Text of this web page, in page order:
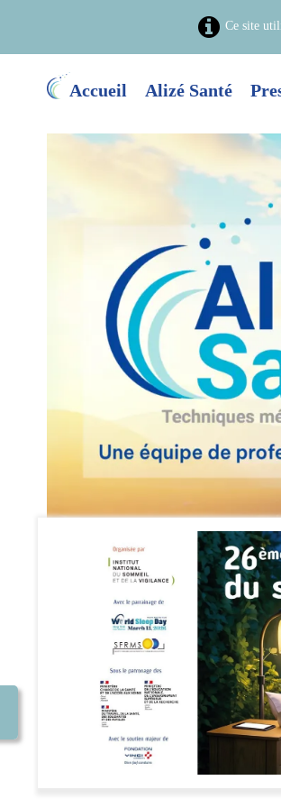
Ce site
Accueil Alizé Santé